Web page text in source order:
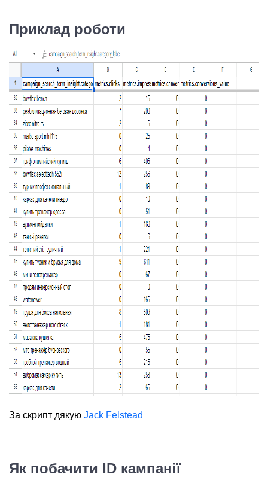
Приклад роботи
За скрипт дякую Jack Felstead
Як побачити ID кампанії